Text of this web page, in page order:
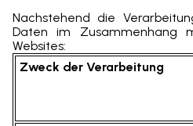
Nachstehend die
Daten im Zusammenhang
Websites:
Zweck der Verarbeitung